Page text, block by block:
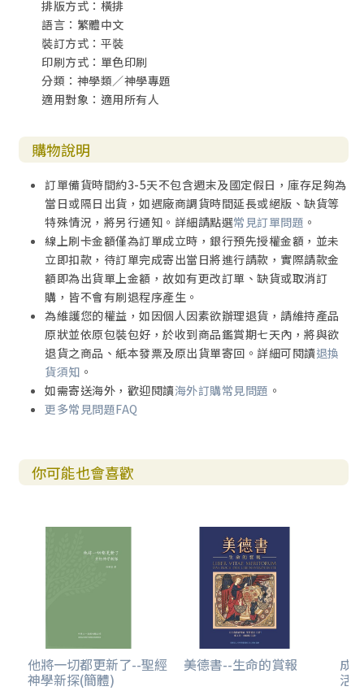
排版方式：橫排
語言：繁體中文
裝訂方式：平裝
印刷方式：單色印刷
分類：神學類／神學專題
適用對象：適用所有人
購物說明
訂單備貨時間約3-5天不包含週末及國定假日，庫存足夠為
當日或隔日出貨，如遇廠商調貨時間延長或絕版、缺貨等
特殊情況，將另行通知。詳細請點選常見訂單問題 。
線上刷卡金額僅為訂單成立時，銀行預先授權金額，並未
立即扣款，待訂單完成寄出當日將進行請款，實際請款金
額即為出貨單上金額，故如有更改訂單、缺貨或取消訂
購，皆不會有刷退程序產生。
為維護您的權益，如因個人因素欲辦理退貨，請維持產品
原狀並依原包裝包好，於收到商品鑑賞期七天內，將與欲
退貨之商品、紙本發票及原出貨單寄回。詳細可閱讀退換
貨須知 。
如需寄送海外，歡迎閱讀海外訂購常見問題 。
更多常見問題FAQ
你可能也會喜歡
他將一切都更新了--聖經
神學新探(簡體)
美德書--生命的賞報 成
活